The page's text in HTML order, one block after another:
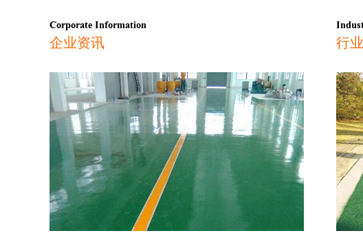
Corporate Information
企业资讯
行